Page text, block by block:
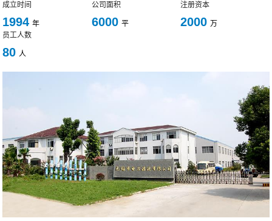
成立时间
1994 年
公司面积
6000 平
注册资本
2000 万
员工人数
80 人